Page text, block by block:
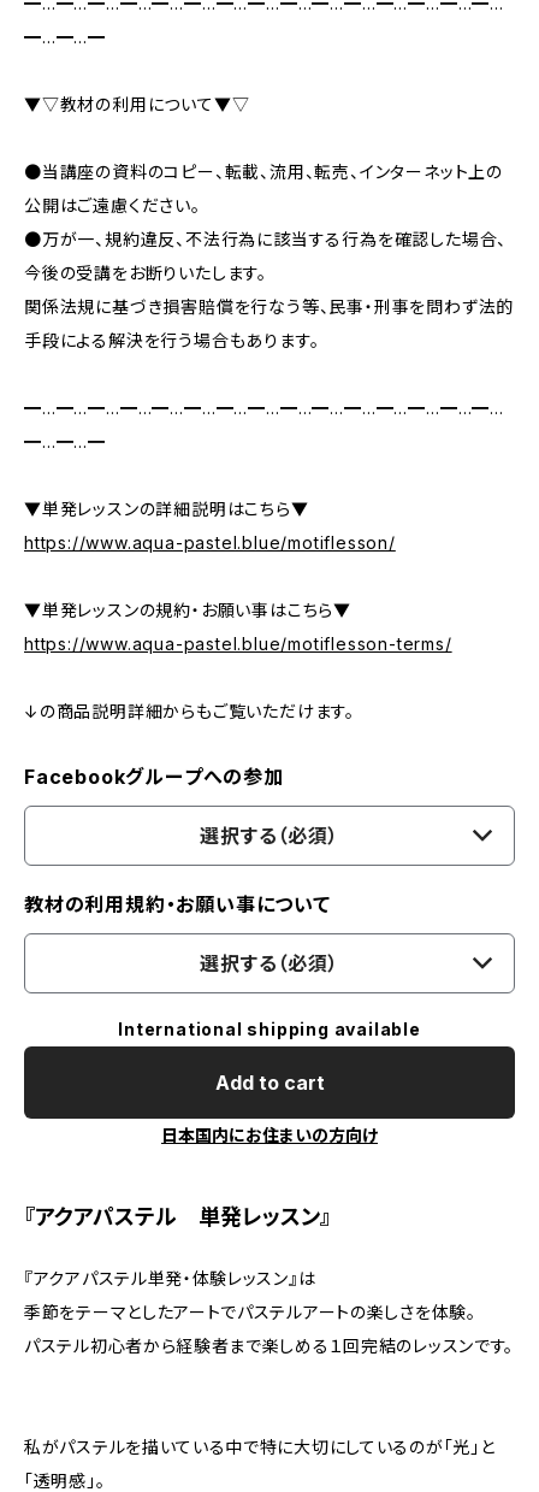
━…━…━
▼▽教材の利用について▼▽
●当講座の資料のコピー、転載、流用、転売、インターネット上の
公開はご遠慮ください。
●万が一、規約違反、不法行為に該当する行為を確認した場合、
今後の受講をお断りいたします。
関係法規に基づき損害賠償を行なう等、民事・刑事を問わず法的
手段による解決を行う場合もあります。
━…━…━…━…━…━…━…━…━…━…━…━…━…━…━…
━…━…━
▼単発レッスンの詳細説明はこちら▼
https://www.aqua-pastel.blue/motiflesson/
▼単発レッスンの規約・お願い事はこちら▼
https://www.aqua-pastel.blue/motiflesson-terms/
↓の商品説明詳細からもご覧いただけます。
Facebookグループへの参加
選択する（必須）
教材の利用規約・お願い事について
選択する（必須）
International shipping available
Add to cart
日本国内にお住まいの方向け
『アクアパステル 単発レッスン』
『アクアパステル単発・体験レッスン』は
季節をテーマとしたアートでパステルアートの楽しさを体験。
パステル初心者から経験者まで楽しめる１回完結のレッスンです。
私がパステルを描いている中で特に大切にしているのが「光」と
「透明感」。